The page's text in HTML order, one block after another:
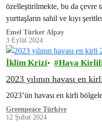
özelleştirilmekte, bu da çevre
yurttaşların sahil ve kıyı
yararlanmasının önünde engel
Emel Türker Alpay
3 Eylül 2024
İklim Krizi Hava
2023 yılının havası en
2023’ün havası en kirli
Greenpeace Türkiye
12 Şubat 2024